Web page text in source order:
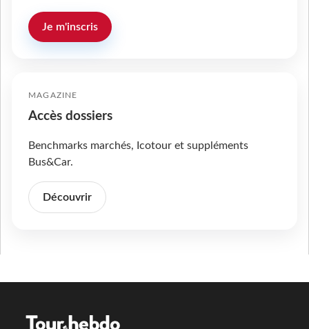
Je m'inscris
MAGAZINE
Accès dossiers
Benchmarks marchés, Icotour et suppléments
Bus&Car.
Découvrir